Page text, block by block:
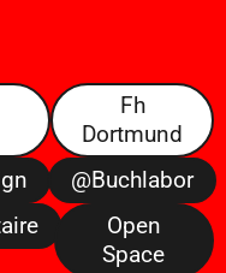
Fh
Dortmund
@buchlabor
Open
Space